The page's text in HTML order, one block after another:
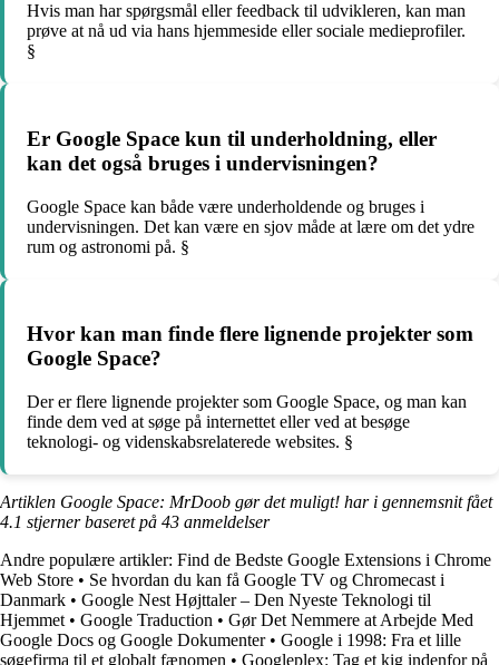
Hvis man har spørgsmål eller feedback til udvikleren, kan man
prøve at nå ud via hans hjemmeside eller sociale medieprofiler.
§
Er Google Space kun til underholdning, eller
kan det også bruges i undervisningen?
Google Space kan både være underholdende og bruges i
undervisningen. Det kan være en sjov måde at lære om det ydre
rum og astronomi på. §
Hvor kan man finde flere lignende projekter som
Google Space?
Der er flere lignende projekter som Google Space, og man kan
finde dem ved at søge på internettet eller ved at besøge
teknologi- og videnskabsrelaterede websites. §
Artiklen Google Space: MrDoob gør det muligt! har i gennemsnit fået
4.1 stjerner baseret på 43 anmeldelser
Andre populære artikler: Find de Bedste Google Extensions i Chrome
Web Store • Se hvordan du kan få Google TV og Chromecast i
Danmark • Google Nest Højttaler – Den Nyeste Teknologi til
Hjemmet • Google Traduction • Gør Det Nemmere at Arbejde Med
Google Docs og Google Dokumenter• Google i 1998: Fra et lille
søgefirma til et globalt fænomen • Googleplex: Tag et kig indenfor på